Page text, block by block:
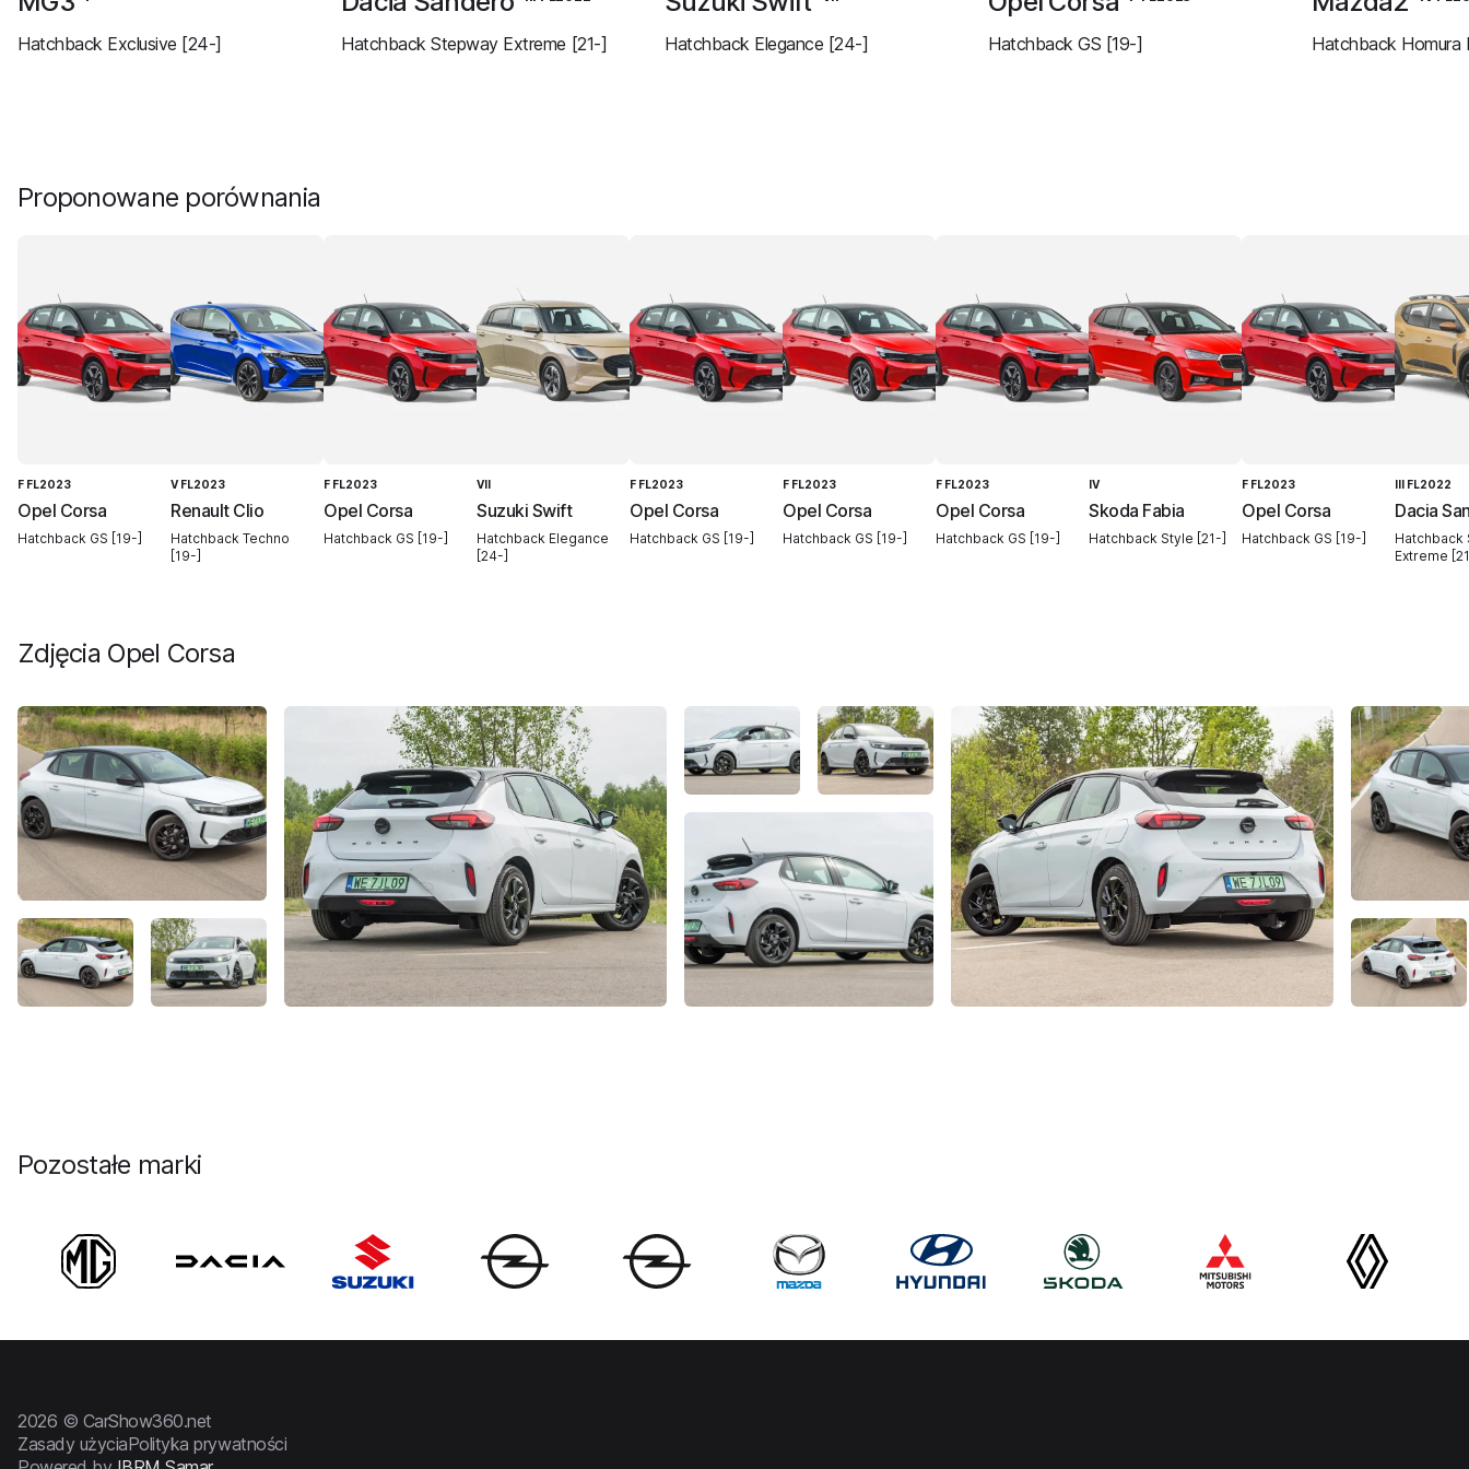
Hatchback Exclusive [24-] Hatchback Stepway Extreme [21-] Hatchback Elegance [24-] Hatchback GS [19-] Hatchback Homura
Proponowane porównania
F FL2023
Opel Corsa
Hatchback GS [19-]
V FL2023
Renault Clio
Hatchback Techno
[19-]
F FL2023
Opel Corsa
Hatchback GS [19-]
VII
Suzuki Swift
Hatchback Elegance
[24-]
F FL2023
Opel Corsa
Hatchback GS [19-]
F FL2023
Opel Corsa
Hatchback GS [19-]
F FL2023
Opel Corsa
Hatchback GS [19-]
IV
Skoda Fabia
Hatchback Style [21-]
F FL2023
Opel Corsa
Hatchback GS [19-]
III FL2022
Dacia
Hatchback
Extreme
Zdjęcia Opel Corsa
Pozostałe marki
2026 © CarShow360.net
Zasady użyciaPolityka prywatności